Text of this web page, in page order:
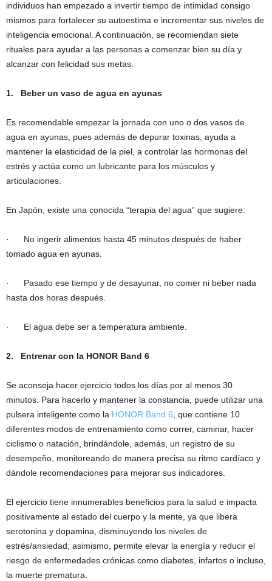
individuos han empezado a invertir tiempo de intimidad consigo
mismos para fortalecer su autoestima e incrementar sus niveles de
inteligencia emocional. A continuación, se recomiendan siete
rituales para ayudar a las personas a comenzar bien su día y
alcanzar con felicidad sus metas.
1. Beber un vaso de agua en ayunas
Es recomendable empezar la jornada con uno o dos vasos de
agua en ayunas, pues además de depurar toxinas, ayuda a
mantener la elasticidad de la piel, a controlar las hormonas del
estrés y actúa como un lubricante para los músculos y
articulaciones.
En Japón, existe una conocida “terapia del agua” que sugiere:
· No ingerir alimentos hasta 45 minutos después de haber
tomado agua en ayunas.
· Pasado ese tiempo y de desayunar, no comer ni beber nada
hasta dos horas después.
· El agua debe ser a temperatura ambiente.
2. Entrenar con la HONOR Band 6
Se aconseja hacer ejercicio todos los días por al menos 30
minutos. Para hacerlo y mantener la constancia, puede utilizar una
pulsera inteligente como la HONOR Band 6 , que contiene 10
diferentes modos de entrenamiento como correr, caminar, hacer
ciclismo o natación, brindándole, además, un registro de su
desempeño, monitoreando de manera precisa su ritmo cardíaco y
dándole recomendaciones para mejorar sus indicadores.
El ejercicio tiene innumerables beneficios para la salud e impacta
positivamente al estado del cuerpo y la mente, ya que libera
serotonina y dopamina, disminuyendo los niveles de
estrés/ansiedad; asimismo, permite elevar la energía y reducir el
riesgo de enfermedades crónicas como diabetes, infartos o incluso,
la muerte prematura.